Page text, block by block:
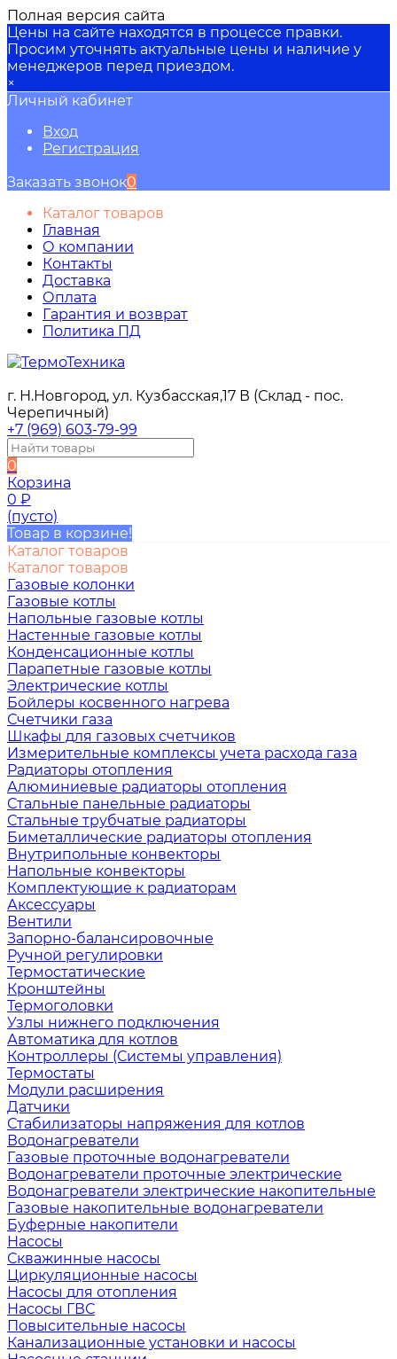
Полная версия сайта
Цены на сайте находятся в процессе правки.
Просим уточнять актуальные цены и наличие у
менеджеров перед приездом.
×
Личный кабинет
Вход
Регистрация
Заказать звонок0
Каталог товаров
Главная
О компании
Контакты
Доставка
Оплата
Гарантия и возврат
Политика ПД
г. Н.Новгород, ул. Кузбасская,17 В (Склад - пос.
Черепичный)
+7 (969) 603-79-99
0
Корзина
0 ₽
(пусто)
Товар в корзине!
Каталог товаров
Каталог товаров
Газовые колонки
Газовые котлы
Напольные газовые котлы
Настенные газовые котлы
Конденсационные котлы
Парапетные газовые котлы
Электрические котлы
Бойлеры косвенного нагрева
Счетчики газа
Шкафы для газовых счетчиков
Измерительные комплексы учета расхода газа
Радиаторы отопления
Алюминиевые радиаторы отопления
Стальные панельные радиаторы
Стальные трубчатые радиаторы
Биметаллические радиаторы отопления
Внутрипольные конвекторы
Напольные конвекторы
Комплектующие к радиаторам
Аксессуары
Вентили
Запорно-балансировочные
Ручной регулировки
Термостатические
Кронштейны
Термоголовки
Узлы нижнего подключения
Автоматика для котлов
Контроллеры (Системы управления)
Термостаты
Модули расширения
Датчики
Стабилизаторы напряжения для котлов
Водонагреватели
Газовые проточные водонагреватели
Водонагреватели проточные электрические
Водонагреватели электрические накопительные
Газовые накопительные водонагреватели
Буферные накопители
Насосы
Скважинные насосы
Циркуляционные насосы
Насосы для отопления
Насосы ГВС
Повысительные насосы
Канализационные установки и насосы